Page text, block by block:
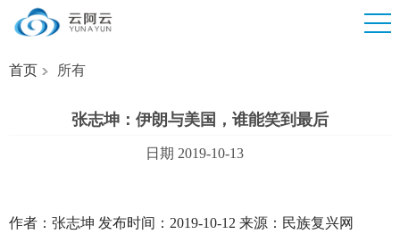
首页 所有
张志坤：伊朗与美国，谁能笑到最后
日期 2019-10-13
作者：张志坤 发布时间：2019-10-12 来源：民族复兴网